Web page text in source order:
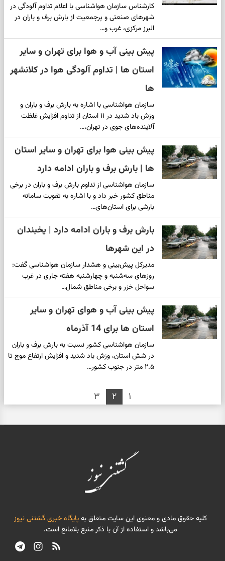
کارشناس سازمان هواشناسی با اعلام تداوم آلودگی در
شهرهای صنعتی و پرجمعیت از بارش برف و باران در
البرز مرکزی، غرب و…
پیش بینی آب و هوا برای تهران و سایر
استان ها | تداوم آلودگی هوا در کلانشهر
ها
سازمان هواشناسی با اشاره به بارش برف و باران و
وزش باد شدید در ۱۱ استان از تداوم افزایش غلظت
آلاینده‌های جوی در تهران،…
پیش بینی هوا برای تهران و سایر استان
ها | بارش برف و باران ادامه دارد
سازمان هواشناسی از تداوم بارش برف و باران در برخی
مناطق کشور خبر داد و با اشاره به تقویت سامانه
بارشی برای استان‌های…
بارش برف و باران ادامه دارد | یخبندان
در این شهرها
مدیرکل پیش‌بینی و هشدار سازمان هواشناسی گفت:
روزهای سه‌شنبه و چهارشنبه هفته جاری در غرب
سواحل خزر و برخی مناطق شمال…
پیش بینی آب و هوای تهران و سایر
استان ها برای 14 آذرماه
سازمان هواشناسی کشور نسبت به بارش برف و باران
در شش استان، وزش باد شدید و افزایش ارتفاع موج تا
۲.۵ متر در جنوب کشور…
۱ ۲ ۳
کلیه حقوق مادی و معنوی این سایت متعلق بهپایگاه خبری گشتنی نیوز
می‌باشد و استفاده از آن با ذکر منبع بلامانع است.